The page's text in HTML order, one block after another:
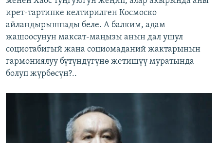
ирет-тартипке келтирилген Космоско
айландырышпады беле. А балким, адам
жашоосунун максат-маңызы анын дал ушул
социотабигый жана социомаданий жактарынын
гармониялуу бүтүндүгүнө жетишүү муратында
болуп жүрбөсүн?..